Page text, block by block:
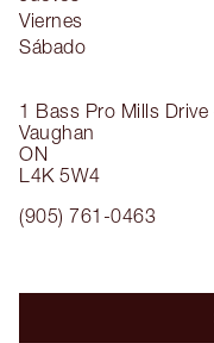
1 Bass Pro Mills Drive
Vaughan
ON
L4K 5W4
(905) 761-0463
Viernes
Sábado